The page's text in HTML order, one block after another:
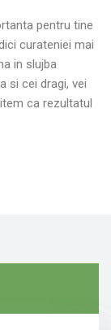
pentru tine
curateniei mai
in slujba
si cei dragi, vei
ca rezultatul